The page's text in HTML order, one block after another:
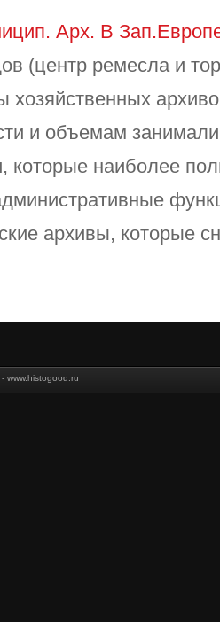
Арх. В
(центр ремесла и
хозяйственных
и объемам
которые наиболее
архивы, которые
www.histogood.ru